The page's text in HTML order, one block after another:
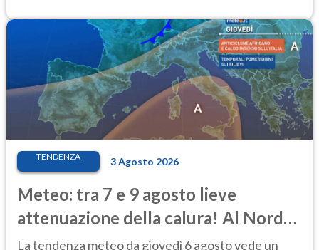
TENDENZA 3 Agosto 2026
Meteo: tra 7 e 9 agosto lieve
attenuazione della calura! Al Nord
rischio temporali
La tendenza meteo da giovedì 6 agosto vede un